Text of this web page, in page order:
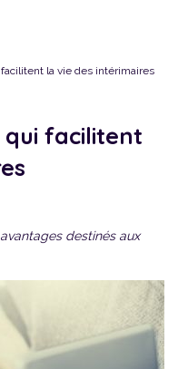
la vie des intérimaires
facilitent
destinés aux